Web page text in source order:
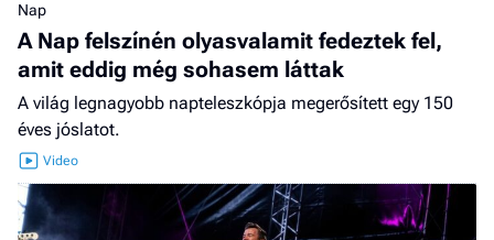
Nap
A Nap felszínén olyasvalamit fedeztek fel,
amit eddig még sohasem láttak
A világ legnagyobb napteleszkópja megerősített egy 150
éves jóslatot.